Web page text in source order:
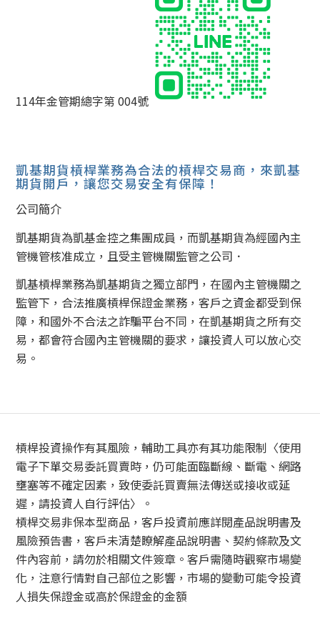
114年金管期總字第 004號
凱基期貨槓桿業務為合法的槓桿交易商，來凱基
期貨開戶，讓您交易安全有保障！
公司簡介
凱基期貨為凱基金控之集團成員，而凱基期貨為經國內主
管機管核准成立，且受主管機關監管之公司．
凱基槓桿業務為凱基期貨之獨立部門，在國內主管機關之
監管下，合法推廣槓桿保證金業務，客戶之資金都受到保
障，和國外不合法之詐騙平台不同，在凱基期貨之所有交
易，都會符合國內主管機關的要求，讓投資人可以放心交
易。
槓桿投資操作有其風險，輔助工具亦有其功能限制〈使用
電子下單交易委託買賣時，仍可能面臨斷線、斷電、網路
壅塞等不確定因素，致使委託買賣無法傳送或接收或延
遲，請投資人自行評估〉。
槓桿交易非保本型商品，客戶投資前應詳閱產品說明書及
風險預告書，客戶未清楚瞭解產品說明書、契約條款及文
件內容前，請勿於相關文件簽章。客戶需隨時觀察市場變
化，注意行情對自己部位之影響，市場的變動可能令投資
人損失保證金或高於保證金的金額